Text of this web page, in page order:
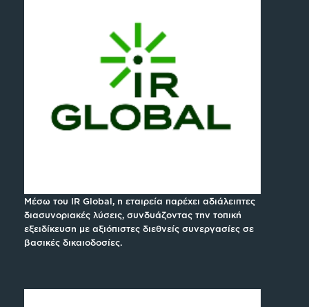
Μέσω του IR Global, η εταιρεία παρέχει αδιάλειπτες
διασυνοριακές λύσεις, συνδυάζοντας την τοπική
εξειδίκευση με αξιόπιστες διεθνείς συνεργασίες σε
βασικές δικαιοδοσίες.